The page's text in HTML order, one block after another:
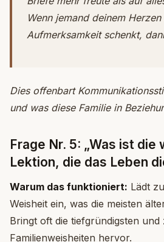
Wenn jemand deinem
Aufmerksamkeit schenkt,
Dies offenbart
und was diese Familie in
Frage Nr. 5: „Was ist die
Lektion, die das Leben
Warum das funktioniert: Lädt
Weisheit ein, was die meisten
Bringt oft die tiefgründigsten und
Familienweisheiten hervor.